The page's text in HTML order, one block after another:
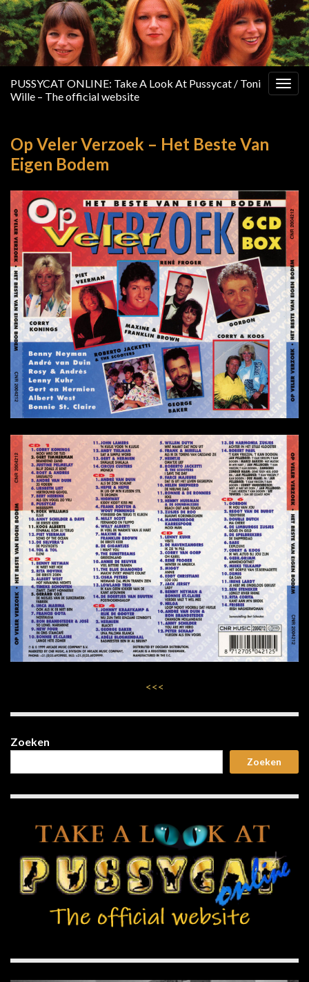
PUSSYCAT ONLINE: Take A Look At Pussycat / Toni
Wille – The official website
Op Veler Verzoek – Het Beste Van
Eigen Bodem
<<<
Zoeken
Zoeken